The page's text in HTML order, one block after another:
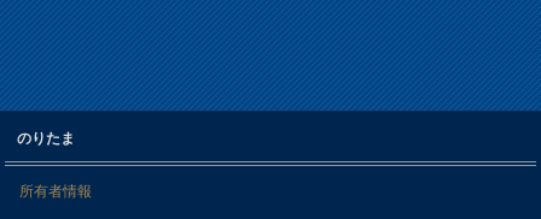
のりたま
所有者情報